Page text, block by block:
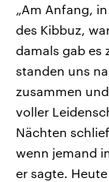
„Am Anfang,
des Kibbuz,
damals gab es
standen uns
zusammen
voller
Nächten
wenn jemand
er sagte.